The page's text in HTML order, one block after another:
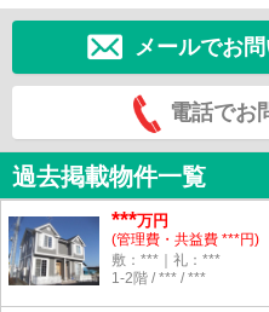
メールでお
電話でお
過去掲載物件一覧
***万円
(管理費・共益費 ***円)
敷：***｜礼：***
1-2階 / *** / ***